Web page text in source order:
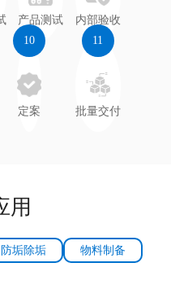
产品测试
内部验收
10
定案
11
批量交付
用
防垢除垢 物料制备